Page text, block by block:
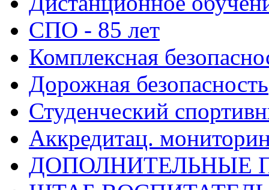
СПО - 85 лет
Комплексная
Дорожная безопасность
Студенческий
Аккредитац.
ДОПОЛНИТЕЛЬНЫЕ